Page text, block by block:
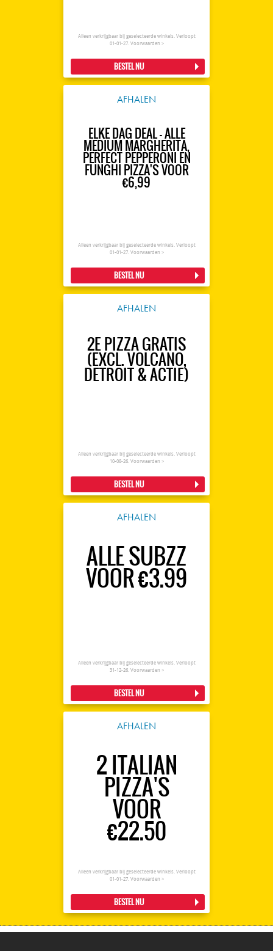
Alleen verkrijgbaar bij geselecteerde winkels. Verloopt
01-01-27. Voorwaarden >
BESTEL NU
AFHALEN
ELKE DAG DEAL - ALLE
MEDIUM MARGHERITA,
PERFECT PEPPERONI EN
FUNGHI PIZZA'S VOOR
€6,99
Alleen verkrijgbaar bij geselecteerde winkels. Verloopt
01-01-27. Voorwaarden >
BESTEL NU
AFHALEN
2E PIZZA GRATIS
(EXCL. VOLCANO,
DETROIT & ACTIE)
Alleen verkrijgbaar bij geselecteerde winkels. Verloopt
10-08-26. Voorwaarden >
BESTEL NU
AFHALEN
ALLE SUBZZ
VOOR €3.99
Alleen verkrijgbaar bij geselecteerde winkels. Verloopt
31-12-26. Voorwaarden >
BESTEL NU
AFHALEN
2 ITALIAN
PIZZA'S
VOOR
€22.50
Alleen verkrijgbaar bij geselecteerde winkels. Verloopt
01-01-27. Voorwaarden >
BESTEL NU